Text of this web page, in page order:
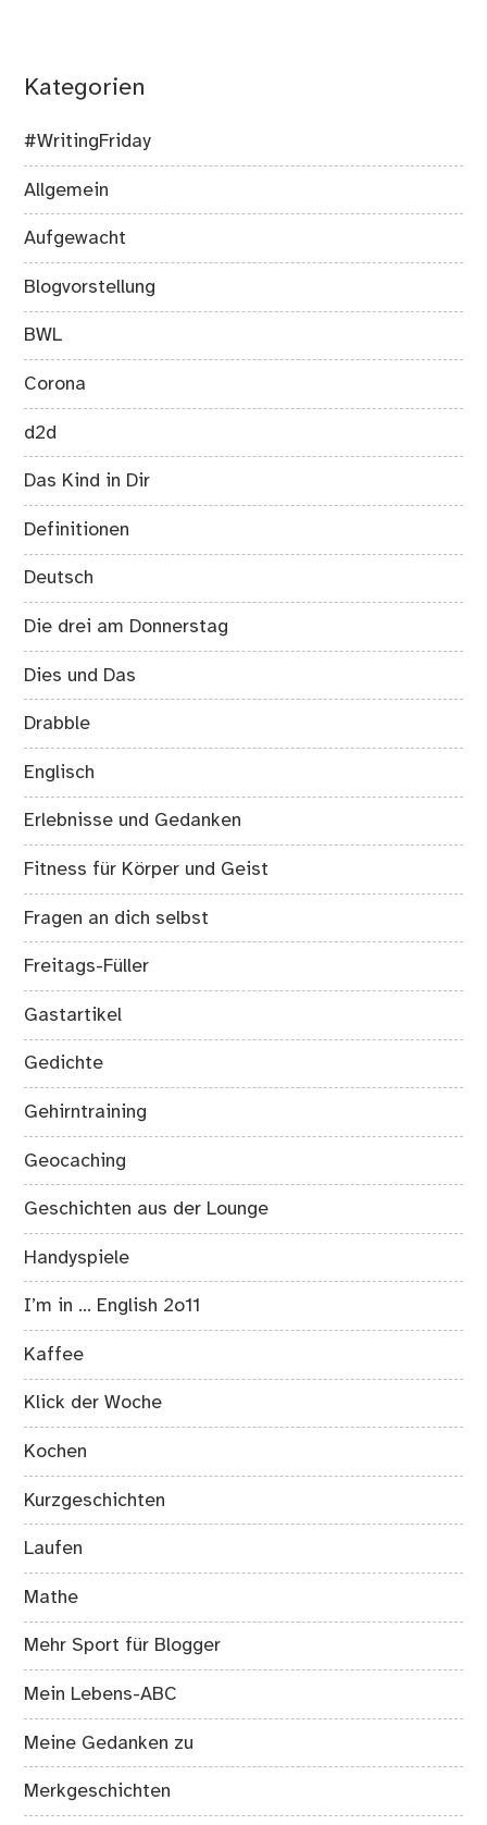
Kategorien
#WritingFriday
Allgemein
Aufgewacht
Blogvorstellung
BWL
Corona
d2d
Das Kind in Dir
Definitionen
Deutsch
Die drei am Donnerstag
Dies und Das
Drabble
Englisch
Erlebnisse und Gedanken
Fitness für Körper und Geist
Fragen an dich selbst
Freitags-Füller
Gastartikel
Gedichte
Gehirntraining
Geocaching
Geschichten aus der Lounge
Handyspiele
I’m in … English 2o11
Kaffee
Klick der Woche
Kochen
Kurzgeschichten
Laufen
Mathe
Mehr Sport für Blogger
Mein Lebens-ABC
Meine Gedanken zu
Merkgeschichten